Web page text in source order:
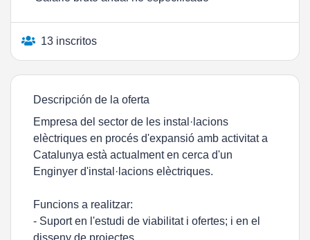
13 inscritos
Descripción de la oferta
Empresa del sector de les instal·lacions
elèctriques en procés d'expansió amb activitat a
Catalunya està actualment en cerca d'un
Enginyer d'instal·lacions elèctriques.
Funcions a realitzar:
- Suport en l'estudi de viabilitat i ofertes; i en el
disseny de projectes.